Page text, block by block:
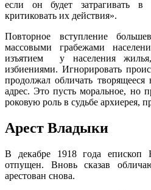
если он будет затрагивать в
критиковать их действия».
Повторное вступление
массовыми грабежами
изъятием у населения жилья,
избиениями. Игнорировать
продолжал обличать
адрес. Это пусть моральное, но
роковую роль в судьбе архи­ерея,
Арест Владыки
В декабре 1918 года епископ
отпущен. Вновь сказав
арестован снова.